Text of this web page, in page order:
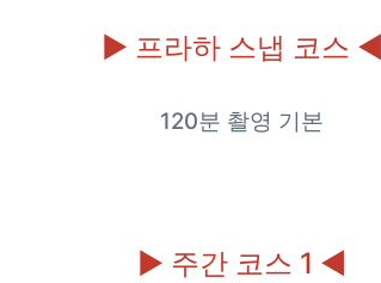
▶ 프라하 스냅 코스 ◀
120분 촬영 기본
▶ 주간 코스 1 ◀